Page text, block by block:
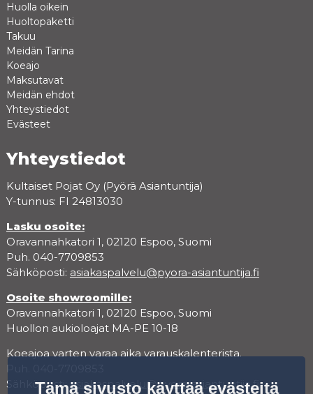
Huolla oikein
Huoltopaketti
Takuu
Meidän Tarina
Koeajo
Maksutavat
Meidän ehdot
Yhteystiedot
Evästeet
Yhteystiedot
Kultaiset Pojat Oy (Pyörä Asiantuntija)
Y-tunnus: FI 24813030
Lasku osoite:
Oravannahkatori 1, 02120 Espoo, Suomi
Puh. 040-7709853
Sähköposti: asiakaspalvelu@pyora-asiantuntija.fi
Osoite showroomille:
Oravannahkatori 1, 02120 Espoo, Suomi
Huollon aukioloajat MA-PE 10-18
Koeajoa varten varaa aika varauskalenterista.
Sähköposti:asiakaspalvelu@pyora-asiantuntija.fi
Tämä sivusto käyttää evästeitä